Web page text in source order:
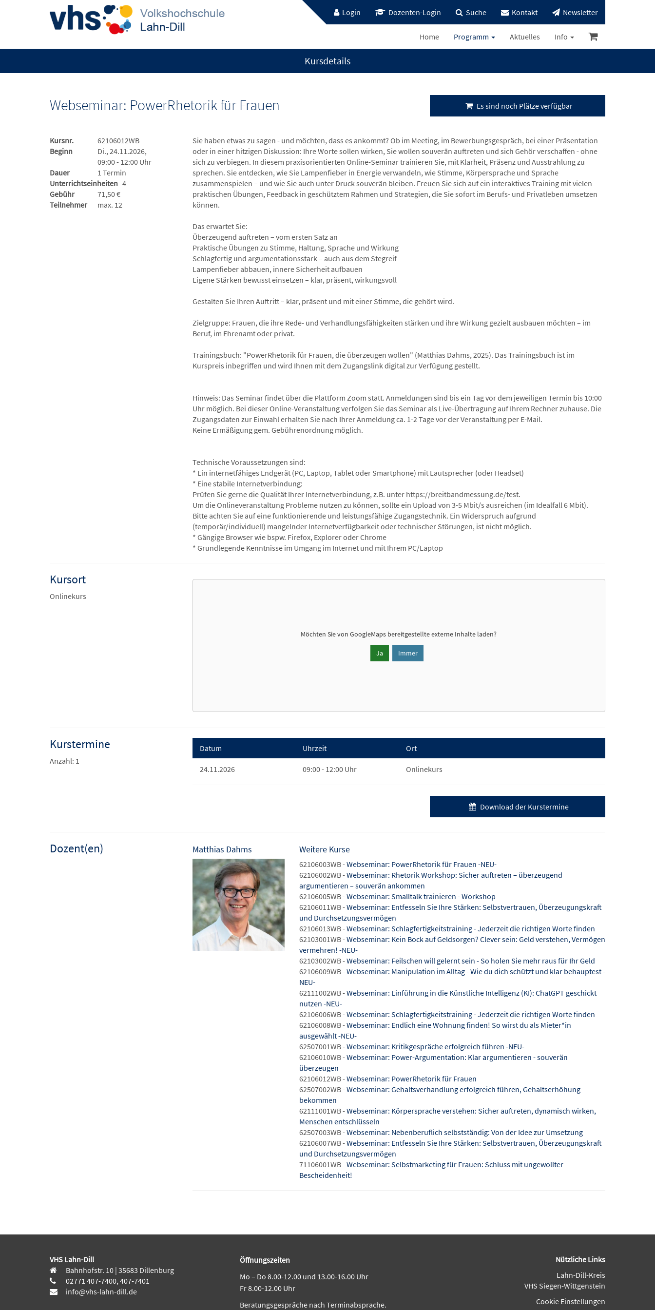
Login Dozenten-Login Suche Kontakt Newsletter
Home Programm Aktuelles Info
Kursdetails
Webseminar: PowerRhetorik für Frauen Es sind noch Plätze verfügbar
Kursnr.
62106012WB
Beginn
Di., 24.11.2026,
09:00 - 12:00 Uhr
Dauer
1 Termin
Unterrichtseinheiten
4
Gebühr
71,50 €
Teilnehmer
max. 12
Sie haben etwas zu sagen - und möchten, dass es ankommt? Ob im Meeting, im Bewerbungsgespräch, bei einer Präsentation
oder in einer hitzigen Diskussion: Ihre Worte sollen wirken, Sie wollen souverän auftreten und sich Gehör verschaffen - ohne
sich zu verbiegen. In diesem praxisorientierten Online-Seminar trainieren Sie, mit Klarheit, Präsenz und Ausstrahlung zu
sprechen. Sie entdecken, wie Sie Lampenfieber in Energie verwandeln, wie Stimme, Körpersprache und Sprache
zusammenspielen – und wie Sie auch unter Druck souverän bleiben. Freuen Sie sich auf ein interaktives Training mit vielen
praktischen Übungen, Feedback in geschütztem Rahmen und Strategien, die Sie sofort im Berufs- und Privatleben umsetzen
können.
Das erwartet Sie:
Überzeugend auftreten – vom ersten Satz an
Praktische Übungen zu Stimme, Haltung, Sprache und Wirkung
Schlagfertig und argumentationsstark – auch aus dem Stegreif
Lampenfieber abbauen, innere Sicherheit aufbauen
Eigene Stärken bewusst einsetzen – klar, präsent, wirkungsvoll
Gestalten Sie Ihren Auftritt – klar, präsent und mit einer Stimme, die gehört wird.
Zielgruppe: Frauen, die ihre Rede- und Verhandlungsfähigkeiten stärken und ihre Wirkung gezielt ausbauen möchten – im
Beruf, im Ehrenamt oder privat.
Trainingsbuch: "PowerRhetorik für Frauen, die überzeugen wollen" (Matthias Dahms, 2025). Das Trainingsbuch ist im
Kurspreis inbegriffen und wird Ihnen mit dem Zugangslink digital zur Verfügung gestellt.
Hinweis: Das Seminar findet über die Plattform Zoom statt. Anmeldungen sind bis ein Tag vor dem jeweiligen Termin bis 10:00
Uhr möglich. Bei dieser Online-Veranstaltung verfolgen Sie das Seminar als Live-Übertragung auf Ihrem Rechner zuhause. Die
Zugangsdaten zur Einwahl erhalten Sie nach Ihrer Anmeldung ca. 1-2 Tage vor der Veranstaltung per E-Mail.
Keine Ermäßigung gem. Gebührenordnung möglich.
Technische Voraussetzungen sind:
* Ein internetfähiges Endgerät (PC, Laptop, Tablet oder Smartphone) mit Lautsprecher (oder Headset)
* Eine stabile Internetverbindung:
Prüfen Sie gerne die Qualität Ihrer Internetverbindung, z.B. unter https://breitbandmessung.de/test.
Um die Onlineveranstaltung Probleme nutzen zu können, sollte ein Upload von 3-5 Mbit/s ausreichen (im Idealfall 6 Mbit).
Bitte achten Sie auf eine funktionierende und leistungsfähige Zugangstechnik. Ein Widerspruch aufgrund
(temporär/individuell) mangelnder Internetverfügbarkeit oder technischer Störungen, ist nicht möglich.
* Gängige Browser wie bspw. Firefox, Explorer oder Chrome
* Grundlegende Kenntnisse im Umgang im Internet und mit Ihrem PC/Laptop
Kursort
Onlinekurs
Möchten Sie vonGoogleMaps bereitgestellte externe Inhalte laden?
Ja Immer
Kurstermine
Anzahl: 1
Datum Uhrzeit Ort
24.11.2026 09:00 - 12:00 Uhr Onlinekurs
Download der Kurstermine
Dozent(en) Matthias Dahms Weitere Kurse
62106003WB -Webseminar: PowerRhetorik für Frauen -NEU-
62106002WB -Webseminar: Rhetorik Workshop: Sicher auftreten – überzeugend
argumentieren – souverän ankommen
62106005WB -Webseminar: Smalltalk trainieren - Workshop
62106011WB -Webseminar: Entfesseln Sie Ihre Stärken: Selbstvertrauen, Überzeugungskraft
und Durchsetzungsvermögen
62106013WB -Webseminar: Schlagfertigkeitstraining - Jederzeit die richtigen Worte finden
62103001WB -Webseminar: Kein Bock auf Geldsorgen? Clever sein: Geld verstehen, Vermögen
vermehren! -NEU-
62103002WB -Webseminar: Feilschen will gelernt sein - So holen Sie mehr raus für Ihr Geld
62106009WB -Webseminar: Manipulation im Alltag - Wie du dich schützt und klar behauptest -
NEU-
62111002WB -Webseminar: Einführung in die Künstliche Intelligenz (KI): ChatGPT geschickt
nutzen -NEU-
62106006WB -Webseminar: Schlagfertigkeitstraining - Jederzeit die richtigen Worte finden
62106008WB -Webseminar: Endlich eine Wohnung finden! So wirst du als Mieter*in
ausgewählt -NEU-
62507001WB -Webseminar: Kritikgespräche erfolgreich führen -NEU-
62106010WB -Webseminar: Power-Argumentation: Klar argumentieren - souverän
überzeugen
62106012WB -Webseminar: PowerRhetorik für Frauen
62507002WB -Webseminar: Gehaltsverhandlung erfolgreich führen, Gehaltserhöhung
bekommen
62111001WB -Webseminar: Körpersprache verstehen: Sicher auftreten, dynamisch wirken,
Menschen entschlüsseln
62507003WB -Webseminar: Nebenberuflich selbstständig: Von der Idee zur Umsetzung
62106007WB -Webseminar: Entfesseln Sie Ihre Stärken: Selbstvertrauen, Überzeugungskraft
und Durchsetzungsvermögen
71106001WB -Webseminar: Selbstmarketing für Frauen: Schluss mit ungewollter
Bescheidenheit!
VHS Lahn-Dill
Bahnhofstr. 10 | 35683 Dillenburg
02771 407-7400, 407-7401
info@vhs-lahn-dill.de
Öffnungszeiten
Mo – Do 8.00-12.00 und 13.00-16.00 Uhr
Fr 8.00-12.00 Uhr
Beratungsgespräche nach Terminabsprache.
Nützliche Links
Lahn-Dill-Kreis
VHS Siegen-Wittgenstein
Cookie Einstellungen